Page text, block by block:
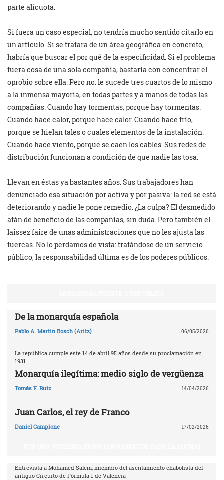
parte alícuota.
Si fuera un caso especial, no tendría mucho sentido citarlo en
un artículo. Si se tratara de un área geográfica en concreto,
habría que buscar el por qué de la especificidad. Si el problema
fuera cosa de una sola compañía, bastaría con concentrar el
oprobio sobre ella. Pero no: le sucede tres cuartos de lo mismo
a la inmensa mayoría, en todas partes y a manos de todas las
compañías. Cuando hay tormentas, porque hay tormentas.
Cuando hace calor, porque hace calor. Cuando hace frío,
porque se hielan tales o cuales elementos de la instalación.
Cuando hace viento, porque se caen los cables. Sus redes de
distribución funcionan a condición de que nadie las tosa.
Llevan en éstas ya bastantes años. Sus trabajadores han
denunciado esa situación por activa y por pasiva: la red se está
deteriorando y nadie le pone remedio. ¿La culpa? El desmedido
afán de beneficio de las compañías, sin duda. Pero también el
laissez faire de unas administraciones que no les ajusta las
tuercas. No lo perdamos de vista: tratándose de un servicio
público, la responsabilidad última es de los poderes públicos.
De la monarquía española
Pablo A. Martin Bosch (Aritz) 06/05/2026
La república cumple este 14 de abril 95 años desde su proclamación en
1931
Monarquía ilegítima: medio siglo de vergüenza
Tomás F. Ruiz 14/04/2026
Juan Carlos, el rey de Franco
Daniel Campione 17/02/2026
Entrevista a Mohamed Salem, miembro del asentamiento chabolista del
antiguo Circuito de Fórmula 1 de Valencia